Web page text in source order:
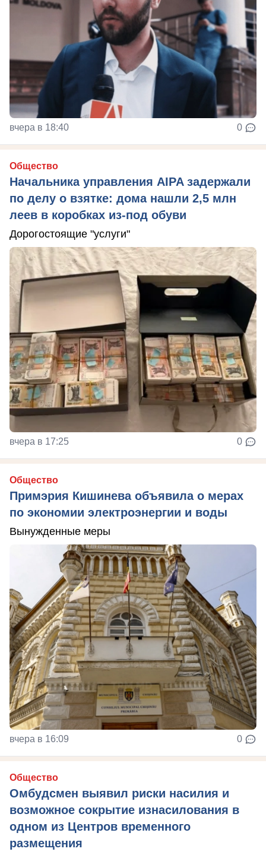
вчера в 18:40 0
Общество
Начальника управления AIPA задержали
по делу о взятке: дома нашли 2,5 млн
леев в коробках из-под обуви
Дорогостоящие "услуги"
вчера в 17:25 0
Общество
Примэрия Кишинева объявила о мерах
по экономии электроэнергии и воды
Вынужденные меры
вчера в 16:09 0
Общество
Омбудсмен выявил риски насилия и
возможное сокрытие изнасилования в
одном из Центров временного
размещения